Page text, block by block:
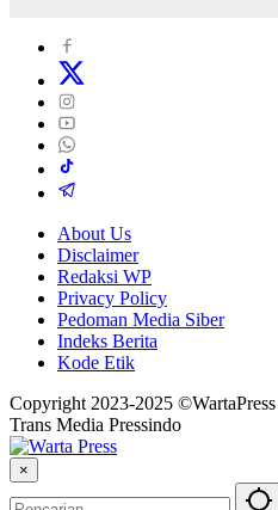
About Us
Disclaimer
Redaksi WP
Privacy Policy
Pedoman Media Siber
Indeks Berita
Kode Etik
Copyright 2023-2025
Trans Media Pressindo
×